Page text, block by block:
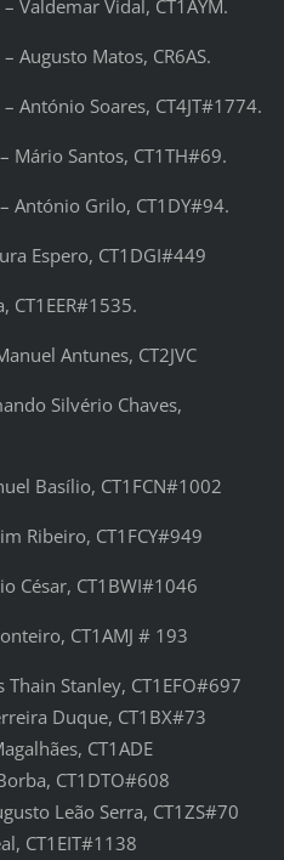
Valdemar Vidal, CT1AYM.
Augusto Matos, CR6AS.
António Soares, CT4JT#1774.
Mário Santos, CT1TH#69.
António Grilo, CT1DY#94.
Espero, CT1DGI#449
CT1EER#1535.
Antunes, CT2JVC
Silvério Chaves,
Basílio, CT1FCN#1002
Ribeiro, CT1FCY#949
César, CT1BWI#1046
CT1AMJ # 193
Stanley, CT1EFO#697
Duque, CT1BX#73
CT1ADE
CT1DTO#608
Leão Serra, CT1ZS#70
CT1EIT#1138